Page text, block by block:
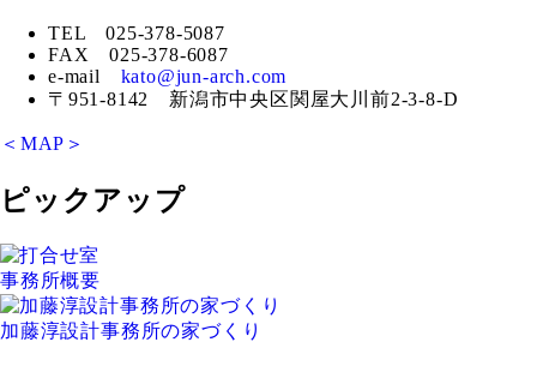
TEL 025-378-5087
FAX 025-378-6087
e-mail kato@jun-arch.com
〒951-8142 新潟市中央区関屋大川前2-3-8-D
＜MAP＞
ピックアップ
事務所概要
加藤淳設計事務所の家づくり